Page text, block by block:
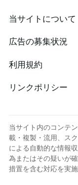
当サイトについて
広告の募集状況
利用規約
リンクポリシー
当サイト内のコンテ
載・複製・流用、ス
による自動的な情報
為またはその疑いが
措置を含む対応を実施